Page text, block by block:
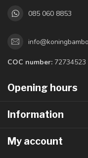
085 060 8853
COC number: 72734523
Opening hours
Information
My account